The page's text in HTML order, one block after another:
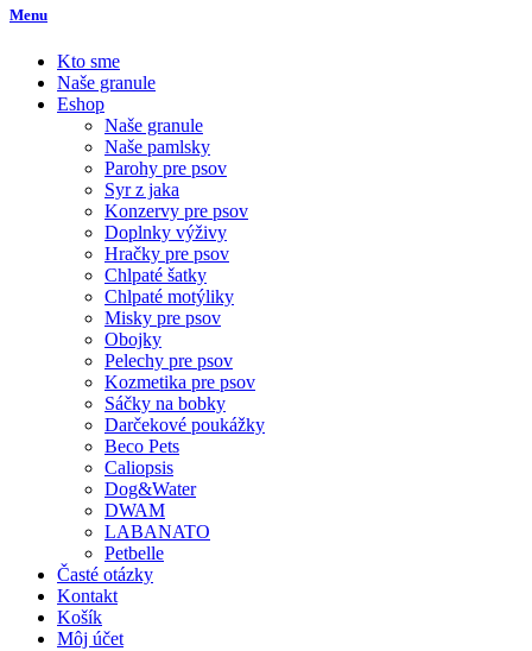
Menu
Kto sme
Naše granule
Eshop
Naše granule
Naše pamlsky
Parohy pre psov
Syr z jaka
Konzervy pre psov
Doplnky výživy
Hračky pre psov
Chlpaté šatky
Chlpaté motýliky
Misky pre psov
Obojky
Pelechy pre psov
Kozmetika pre psov
Sáčky na bobky
Darčekové poukážky
Beco Pets
Caliopsis
Dog&Water
DWAM
LABANATO
Petbelle
Časté otázky
Kontakt
Košík
Môj účet